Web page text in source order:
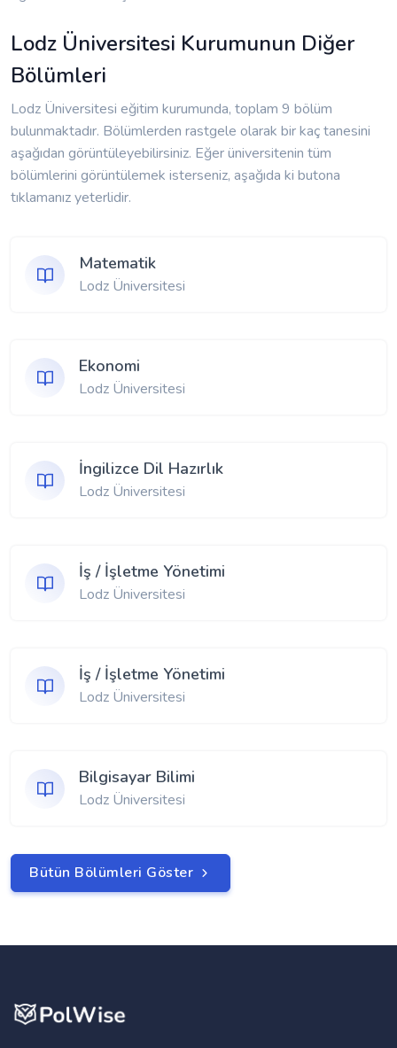
Lodz Üniversitesi Kurumunun Diğer
Bölümleri
Lodz Üniversitesi eğitim kurumunda, toplam 9 bölüm
bulunmaktadır. Bölümlerden rastgele olarak bir kaç tanesini
aşağıdan görüntüleyebilirsiniz. Eğer üniversitenin tüm
bölümlerini görüntülemek isterseniz, aşağıda ki butona
tıklamanız yeterlidir.
Matematik
Lodz Üniversitesi
Ekonomi
Lodz Üniversitesi
İngilizce Dil Hazırlık
Lodz Üniversitesi
İş / İşletme Yönetimi
Lodz Üniversitesi
İş / İşletme Yönetimi
Lodz Üniversitesi
Bilgisayar Bilimi
Lodz Üniversitesi
Bütün Bölümleri Göster